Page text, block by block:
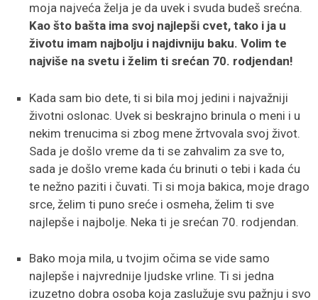
moja najveća želja je da uvek i svuda budeš srećna.
Kao što bašta ima svoj najlepši cvet, tako i ja u
životu imam najbolju i najdivniju baku. Volim te
najviše na svetu i želim ti srećan 70. rodjendan!
Kada sam bio dete, ti si bila moj jedini i najvažniji
životni oslonac. Uvek si beskrajno brinula o meni i u
nekim trenucima si zbog mene žrtvovala svoj život.
Sada je došlo vreme da ti se zahvalim za sve to,
sada je došlo vreme kada ću brinuti o tebi i kada ću
te nežno paziti i čuvati. Ti si moja bakica, moje drago
srce, želim ti puno sreće i osmeha, želim ti sve
najlepše i najbolje. Neka ti je srećan 70. rodjendan.
Bako moja mila, u tvojim očima se vide samo
najlepše i najvrednije ljudske vrline. Ti si jedna
izuzetno dobra osoba koja zaslužuje svu pažnju i svo